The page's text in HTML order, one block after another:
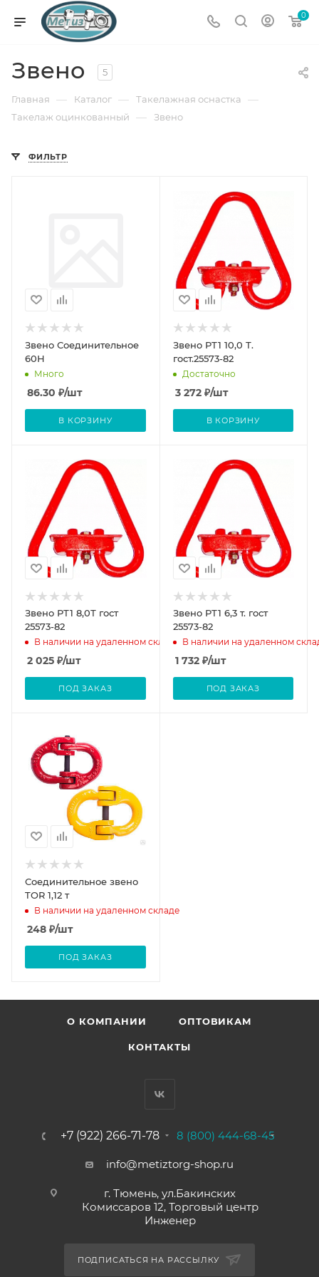
0
Звено 5
Главная — Каталог — Такелажная оснастка —
Такелаж оцинкованный — Звено
ФИЛЬТР
Звено Соединительное
60Н
Много
86.30 ₽/шт
В КОРЗИНУ
Звено РТ1 10,0 Т.
гост.25573-82
Достаточно
3 272₽/шт
В КОРЗИНУ
Звено РТ1 8,0Т гост
25573-82
В наличии на удаленном складе
2 025 ₽/шт
ПОД ЗАКАЗ
Звено РТ1 6,3 т. гост
25573-82
В наличии на удаленном
1 732₽/шт
ПОД ЗАКАЗ
Соединительное звено
TOR 1,12 т
В наличии на удаленном складе
248 ₽/шт
ПОД ЗАКАЗ
О КОМПАНИИ ОПТОВИКАМ
КОНТАКТЫ
+7 (922) 266-71-78 8 (800) 444-68-45
info@metiztorg-shop.ru
г. Тюмень, ул.Бакинских
Комиссаров 12, Торговый центр
Инженер
ПОДПИСАТЬСЯ НА РАССЫЛКУ